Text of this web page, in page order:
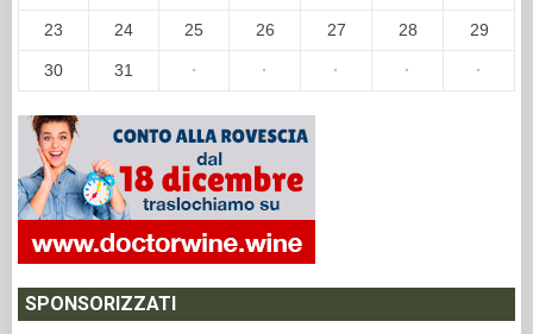
23 24 25 26 27 28 29
30 31 · · · · ·
SPONSORIZZATI